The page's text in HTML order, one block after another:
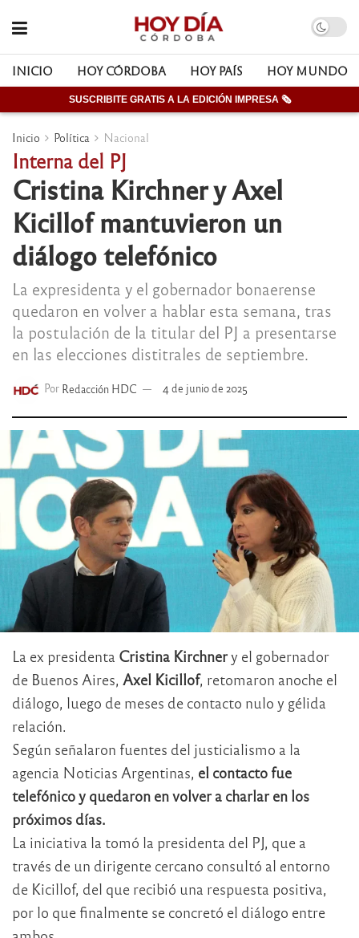
INICIO HOY CÓRDOBA HOY PAÍS HOY MUNDO
SUSCRIBITE GRATIS A LA EDICIÓN IMPRESA 🗞
Inicio Política Nacional
Interna del PJ
Cristina Kirchner y Axel
Kicillof mantuvieron un
diálogo telefónico
La expresidenta y el gobernador bonaerense
quedaron en volver a hablar esta semana, tras
la postulación de la titular del PJ a presentarse
en las elecciones distitrales de septiembre.
Por Redacción HDC 4 de junio de 2025
La ex presidenta Cristina Kirchnery el gobernador
de Buenos Aires, Axel Kicillof, retomaron anoche el
diálogo, luego de meses de contacto nulo y gélida
relación.
Según señalaron fuentes del justicialismo a la
agencia Noticias Argentinas, el contacto fue
telefónico y quedaron en volver a charlar en los
próximos días.
La iniciativa la tomó la presidenta del PJ, que a
través de un dirigente cercano consultó al entorno
de Kicillof, del que recibió una respuesta positiva,
por lo que finalmente se concretó el diálogo entre